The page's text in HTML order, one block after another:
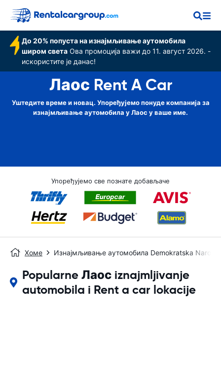
До 20% попуста на изнајмљивање аутомобила
широм света Ова промоција важи до 11. август 2026. -
искористите је данас!
Лаос Rent A Car
Уштедите време и новац. Упоређујемо понуде компанија за
изнајмљивање аутомобила у Лаос у ваше име.
Упоређујемо све познате добављаче
Хоме Изнајмљивање аутомобила Demokratska
Popularne Лаос iznajmljivanje
automobila i Rent a car lokacije